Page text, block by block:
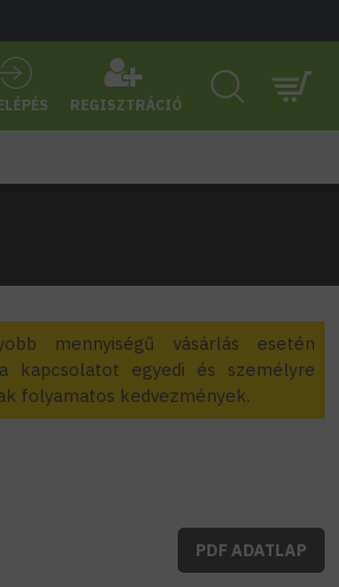
REGISZTRÁCIÓ
mennyiségű vásárlás esetén
kapcsolatot egyedi és személyre
folyamatos kedvezmények.
PDF ADATLAP